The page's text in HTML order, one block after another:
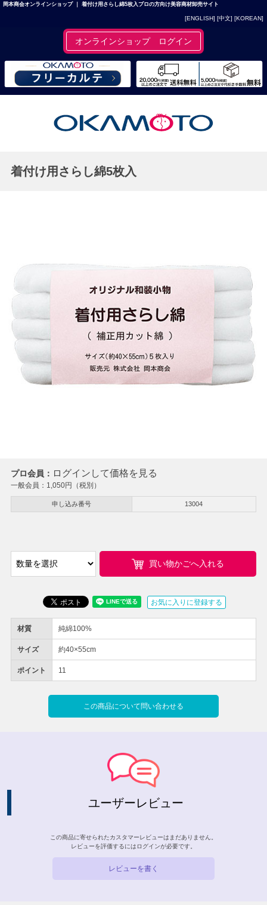
岡本商会オンラインショップ ｜ 着付け用さらし綿5枚入プロの方向け美容商材卸売サイト
[ENGLISH] [中文] [KOREAN]
オンラインショップ ログイン
着付け用さらし綿5枚入
プロ会員： ログインして価格を見る
一般会員： 1,050円（税別）
申し込み番号 13004
材質 純綿100%
サイズ 約40×55cm
ポイント 11
買い物かごへ入れる
お気に入りに登録する
この商品について問い合わせる
ユーザーレビュー
この商品に寄せられたカスタマーレビューはまだありません。
レビューを評価するには ログインが必要です。
レビューを書く